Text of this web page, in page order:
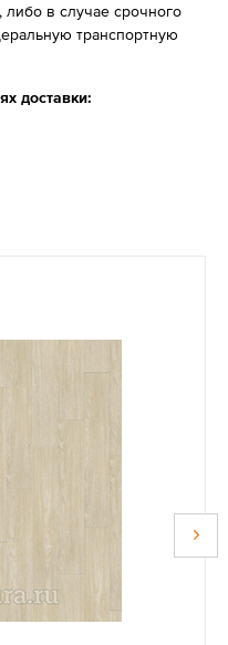
либо в случае срочного
транспортную
доставки: